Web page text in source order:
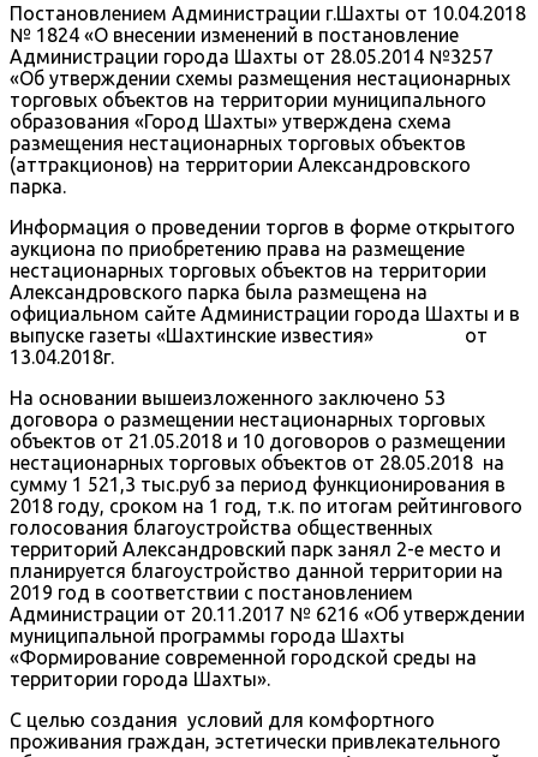
Постановлением Администрации г.Шахты от 10.04.2018
№ 1824 «О внесении изменений в постановление
Администрации города Шахты от 28.05.2014 №3257
«Об утверждении схемы размещения нестационарных
торговых объектов на территории муниципального
образования «Город Шахты» утверждена схема
размещения нестационарных торговых объектов
(аттракционов) на территории Александровского
парка.
Информация о проведении торгов в форме открытого
аукциона по приобретению права на размещение
нестационарных торговых объектов на территории
Александровского парка была размещена на
официальном сайте Администрации города Шахты и в
выпуске газеты «Шахтинские известия» от
13.04.2018г.
На основании вышеизложенного заключено 53
договора о размещении нестационарных торговых
объектов от 21.05.2018 и 10 договоров о размещении
нестационарных торговых объектов от 28.05.2018 на
сумму 1 521,3 тыс.руб за период функционирования в
2018 году, сроком на 1 год, т.к. по итогам рейтингового
голосования благоустройства общественных
территорий Александровский парк занял 2-е место и
планируется благоустройство данной территории на
2019 год в соответствии с постановлением
Администрации от 20.11.2017 № 6216 «Об утверждении
муниципальной программы города Шахты
«Формирование современной городской среды на
территории города Шахты».
С целью создания условий для комфортного
проживания граждан, эстетически привлекательного